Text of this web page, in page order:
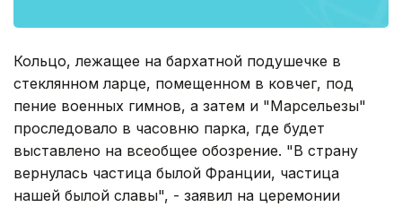
Кольцо, лежащее на бархатной подушечке в
стеклянном ларце, помещенном в ковчег, под
пение военных гимнов, а затем и "Марсельезы"
проследовало в часовню парка, где будет
выставлено на всеобщее обозрение. "В страну
вернулась частица былой Франции, частица
нашей былой славы", - заявил на церемонии